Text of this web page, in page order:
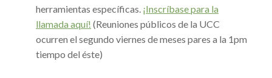
herramientas específicas. ¡Inscríbase para la
llamada aquí! (Reuniones públicos de la UCC
ocurren el segundo viernes de meses pares a la 1pm
tiempo del éste)